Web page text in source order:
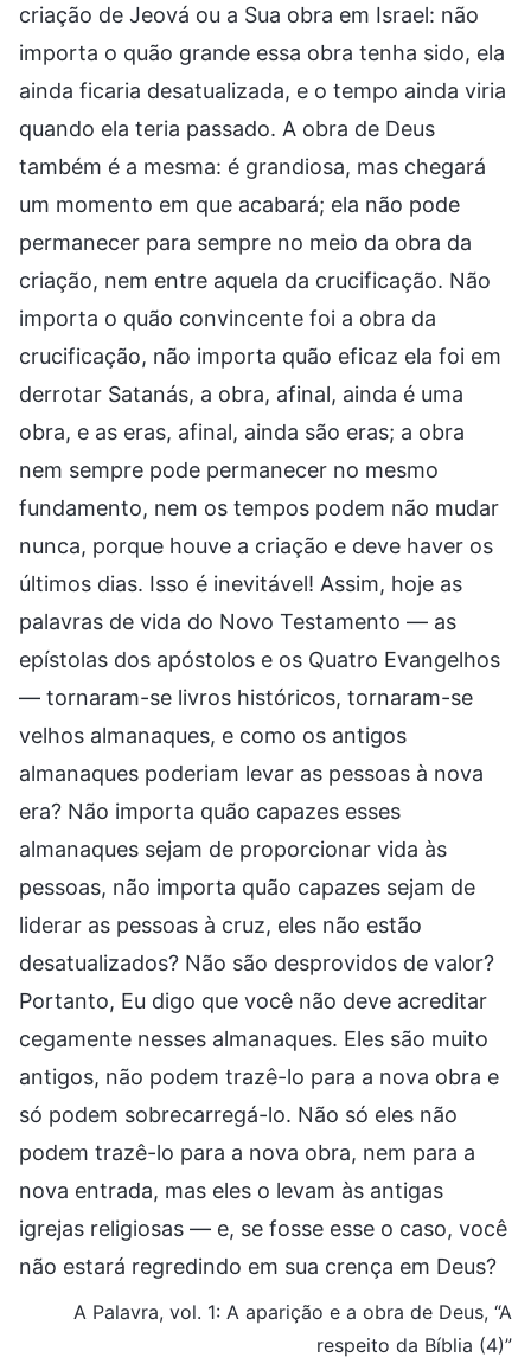
criação de Jeová ou a Sua obra em Israel: não
importa o quão grande essa obra tenha sido, ela
ainda ficaria desatualizada, e o tempo ainda viria
quando ela teria passado. A obra de Deus
também é a mesma: é grandiosa, mas chegará
um momento em que acabará; ela não pode
permanecer para sempre no meio da obra da
criação, nem entre aquela da crucificação. Não
importa o quão convincente foi a obra da
crucificação, não importa quão eficaz ela foi em
derrotar Satanás, a obra, afinal, ainda é uma
obra, e as eras, afinal, ainda são eras; a obra
nem sempre pode permanecer no mesmo
fundamento, nem os tempos podem não mudar
nunca, porque houve a criação e deve haver os
últimos dias. Isso é inevitável! Assim, hoje as
palavras de vida do Novo Testamento — as
epístolas dos apóstolos e os Quatro Evangelhos
— tornaram-se livros históricos, tornaram-se
velhos almanaques, e como os antigos
almanaques poderiam levar as pessoas à nova
era? Não importa quão capazes esses
almanaques sejam de proporcionar vida às
pessoas, não importa quão capazes sejam de
liderar as pessoas à cruz, eles não estão
desatualizados? Não são desprovidos de valor?
Portanto, Eu digo que você não deve acreditar
cegamente nesses almanaques. Eles são muito
antigos, não podem trazê-lo para a nova obra e
só podem sobrecarregá-lo. Não só eles não
podem trazê-lo para a nova obra, nem para a
nova entrada, mas eles o levam às antigas
igrejas religiosas — e, se fosse esse o caso, você
não estará regredindo em sua crença em Deus?
A Palavra, vol. 1: A aparição e a obra de Deus, “A
respeito da Bíblia (4)”